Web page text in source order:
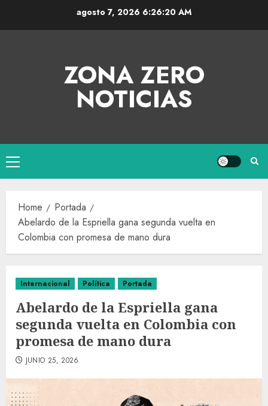
agosto 7, 2026 6:26:20 AM
ZONA ZERO
NOTICIAS
Home
Portada
Abelardo de la Espriella gana segunda vuelta en
Colombia con promesa de mano dura
Internacional Política Portada
Abelardo de la Espriella gana
segunda vuelta en Colombia con
promesa de mano dura
JUNIO 25, 2026